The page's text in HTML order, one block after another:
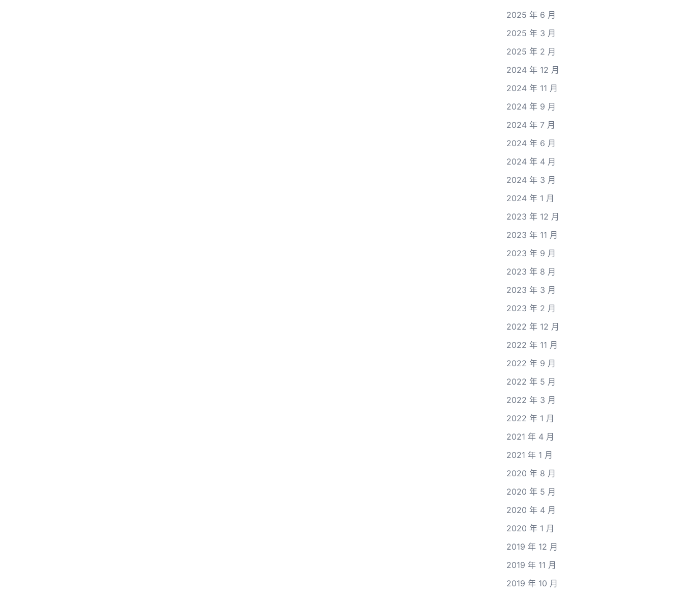
2025 年 6 月
2025 年 3 月
2025 年 2 月
2024 年 12 月
2024 年 11 月
2024 年 9 月
2024 年 7 月
2024 年 6 月
2024 年 4 月
2024 年 3 月
2024 年 1 月
2023 年 12 月
2023 年 11 月
2023 年 9 月
2023 年 8 月
2023 年 3 月
2023 年 2 月
2022 年 12 月
2022 年 11 月
2022 年 9 月
2022 年 5 月
2022 年 3 月
2022 年 1 月
2021 年 4 月
2021 年 1 月
2020 年 8 月
2020 年 5 月
2020 年 4 月
2020 年 1 月
2019 年 12 月
2019 年 11 月
2019 年 10 月